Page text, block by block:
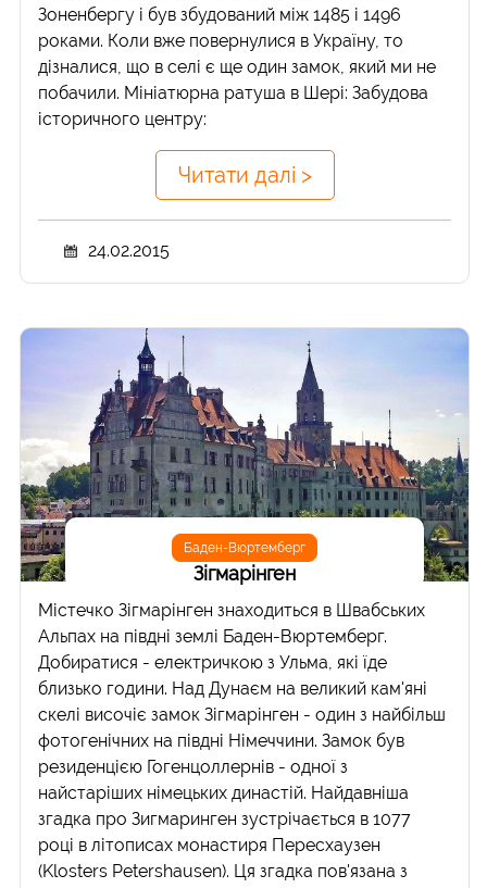
Зоненбергу і був збудований між 1485 і 1496
роками. Коли вже повернулися в Україну, то
дізналися, що в селі є ще один замок, який ми не
побачили. Мініатюрна ратуша в Шері: Забудова
історичного центру:
Читати далі >
24.02.2015
Баден-Вюртемберг
Зігмарінген
Містечко Зігмарінген знаходиться в Швабських
Альпах на півдні землі Баден-Вюртемберг.
Добиратися - електричкою з Ульма, які їде
близько години. Над Дунаєм на великий кам'яні
скелі височіє замок Зігмарінген - один з найбільш
фотогенічних на півдні Німеччини. Замок був
резиденцією Гогенцоллернів - одної з
найстаріших німецьких династій. Найдавніша
згадка про Зигмаринген зустрічається в 1077
році в літописах монастиря Пересхаузен
(Klosters Petershausen). Ця згадка пов'язана з